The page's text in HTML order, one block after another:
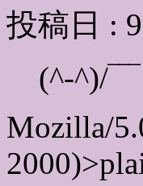
投稿日 :
(^-^)/‾‾‾
Mozilla/